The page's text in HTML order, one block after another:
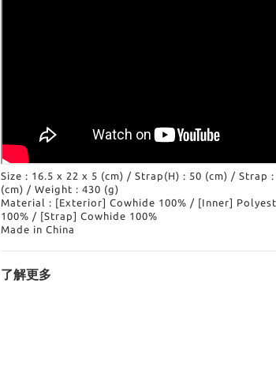
Size : 16.5 x 22 x 5 (cm) / Strap(H) : 50 (cm) / Strap :
(cm) / Weight : 430 (g)
Material : [Exterior] Cowhide 100% / [Inner]
100% / [Strap] Cowhide 100%
Made in China
了解更多